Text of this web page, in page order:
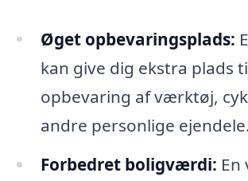
Øget opbevaringsplads:
kan give dig ekstra plads
opbevaring af værktøj,
andre personlige ejendele.
Forbedret boligværdi: